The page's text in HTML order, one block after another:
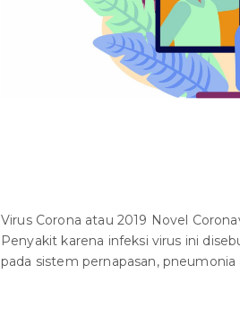
Virus Corona atau 2019 Novel
Penyakit karena infeksi virus ini
pada sistem pernapasan,